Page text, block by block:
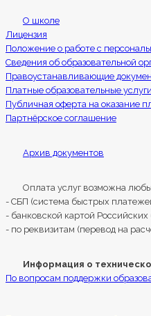
О школе
Лицензия
Положение о работе с
Сведения об образовательной
Правоустанавливающие
Платные образовательные услуги
Публичная оферта на оказание
Партнёрское соглашение
Архив документов
Оплата услуг возможна
- СБП (система быстрых
- банковской картой
- по реквизитам (перевод на
Информация о
По вопросам поддержки